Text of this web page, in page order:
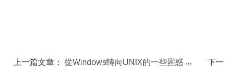
上一篇文章：從Windows轉向UNIX的一些困惑
下一